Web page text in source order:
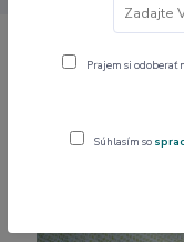
Obrus PVC,
Prajem si odoberať
Súhlasím so